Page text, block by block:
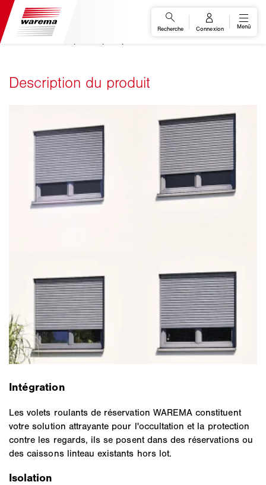
Intégration
Les volets roulants de réservation WAREMA constituent
votre solution attrayante pour l'occultation et la protection
contre les regards, ils se posent dans des réservations ou
des caissons linteau existants hors lot.
Isolation